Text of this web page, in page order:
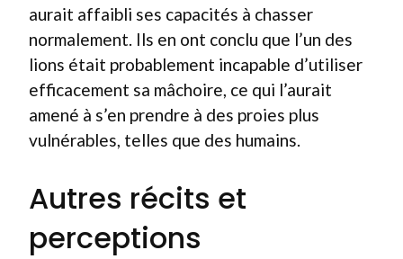
aurait affaibli ses capacités à chasser
normalement. Ils en ont conclu que l’un des
lions était probablement incapable d’utiliser
efficacement sa mâchoire, ce qui l’aurait
amené à s’en prendre à des proies plus
vulnérables, telles que des humains.
Autres récits et
perceptions